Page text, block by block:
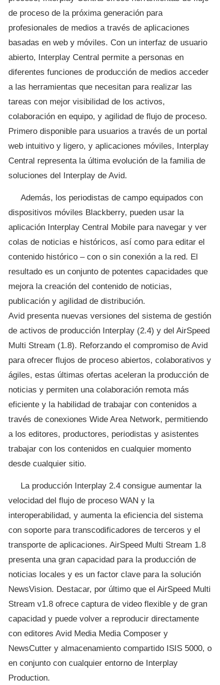
de proceso de la próxima generación para
profesionales de medios a través de aplicaciones
basadas en web y móviles. Con un interfaz de usuario
abierto, Interplay Central permite a personas en
diferentes funciones de producción de medios acceder
a las herramientas que necesitan para realizar las
tareas con mejor visibilidad de los activos,
colaboración en equipo, y agilidad de flujo de proceso.
Primero disponible para usuarios a través de un portal
web intuitivo y ligero, y aplicaciones móviles, Interplay
Central representa la última evolución de la familia de
soluciones del Interplay de Avid.
Además, los periodistas de campo equipados con
dispositivos móviles Blackberry, pueden usar la
aplicación Interplay Central Mobile para navegar y ver
colas de noticias e históricos, así como para editar el
contenido histórico – con o sin conexión a la red. El
resultado es un conjunto de potentes capacidades que
mejora la creación del contenido de noticias,
publicación y agilidad de distribución.
Avid presenta nuevas versiones del sistema de gestión
de activos de producción Interplay (2.4) y del AirSpeed
Multi Stream (1.8). Reforzando el compromiso de Avid
para ofrecer flujos de proceso abiertos, colaborativos y
ágiles, estas últimas ofertas aceleran la producción de
noticias y permiten una colaboración remota más
eficiente y la habilidad de trabajar con contenidos a
través de conexiones Wide Area Network, permitiendo
a los editores, productores, periodistas y asistentes
trabajar con los contenidos en cualquier momento
desde cualquier sitio.
La producción Interplay 2.4 consigue aumentar la
velocidad del flujo de proceso WAN y la
interoperabilidad, y aumenta la eficiencia del sistema
con soporte para transcodificadores de terceros y el
transporte de aplicaciones. AirSpeed Multi Stream 1.8
presenta una gran capacidad para la producción de
noticias locales y es un factor clave para la solución
NewsVision. Destacar, por último que el AirSpeed Multi
Stream v1.8 ofrece captura de video flexible y de gran
capacidad y puede volver a reproducir directamente
con editores Avid Media Media Composer y
NewsCutter y almacenamiento compartido ISIS 5000, o
en conjunto con cualquier entorno de Interplay
Production.